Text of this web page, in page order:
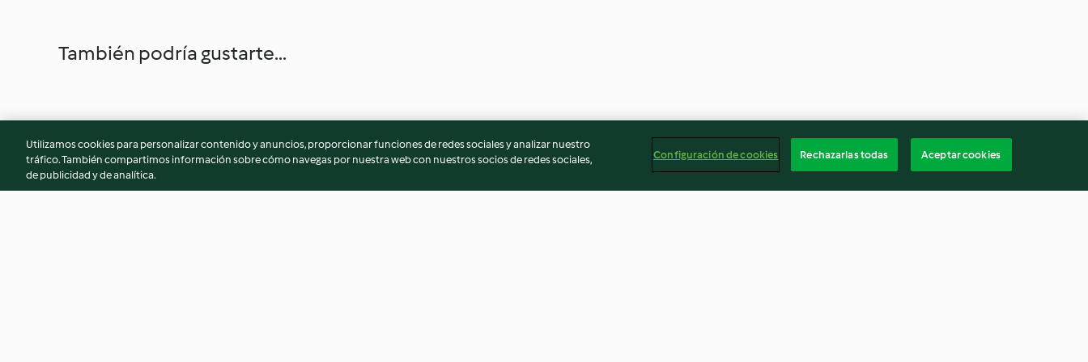
También podría gustarte...
Utilizamos cookies para personalizar contenido y anuncios, proporcionar funciones de redes sociales y analizar nuestro
tráfico. También compartimos información sobre cómo navegas por nuestra web con nuestros socios de redes sociales,
de publicidad y de analítica.
Configuración de cookies Rechazarlas todas Aceptar cookies